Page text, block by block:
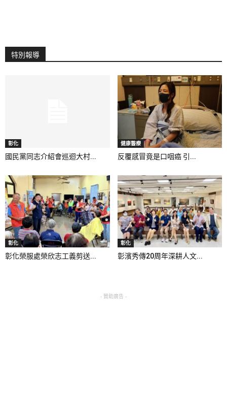
特別報導
彰化
國民黨同志介紹會巡迴大村...
健康醫療
反覆感冒竟是口咽癌 引...
彰化
彰化榮服處榮欣志工義剪送...
彰化
彰濱秀傳20周年深耕人文...
- 贊助廣告 -